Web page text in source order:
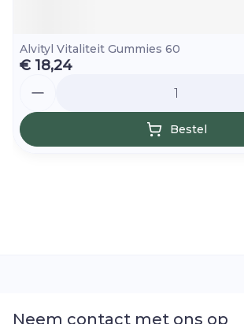
Alvityl Vitaliteit Gummies 60
€ 18,24
Bestel
Neem contact met ons op